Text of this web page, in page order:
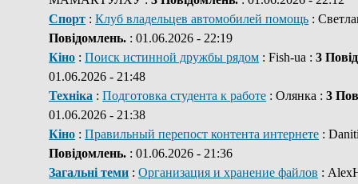
Спорт :Клуб владельцев автомобилей помощь :
Повідомлень. : 01.06.2026 - 22:19
Кіно :Поиск истинной дружбы рядом : Fish-ua :3
01.06.2026 - 21:48
Техніка :Подготовка студента к работе : Олянка :3
01.06.2026 - 21:38
Кіно :Правильный перепост контента интернете :
Повідомлень. : 01.06.2026 - 21:36
Загальні теми :Организация и хранение файлов :